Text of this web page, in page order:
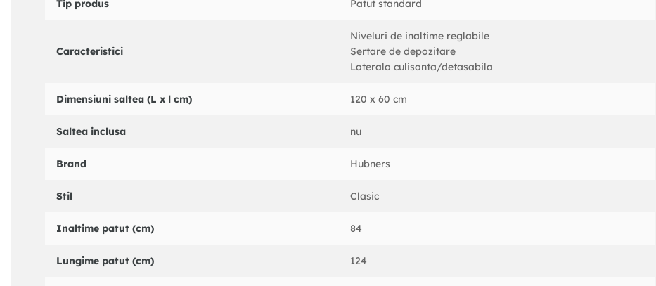
Inaltime nivel superior (masurat de la sol): 51 cm.
Greutate: 15 kg.
Tip produs Patut standard
Caracteristici
Niveluri de inaltime reglabile
Sertare de depozitare
Laterala culisanta/detasabila
Dimensiuni saltea (L x l cm) 120 x 60 cm
Saltea inclusa nu
Brand Hubners
Stil Clasic
Inaltime patut (cm) 84
Lungime patut (cm) 124